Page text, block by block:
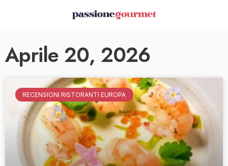
Aprile 20, 2026
RECENSIONI RISTORANTI EUROPA